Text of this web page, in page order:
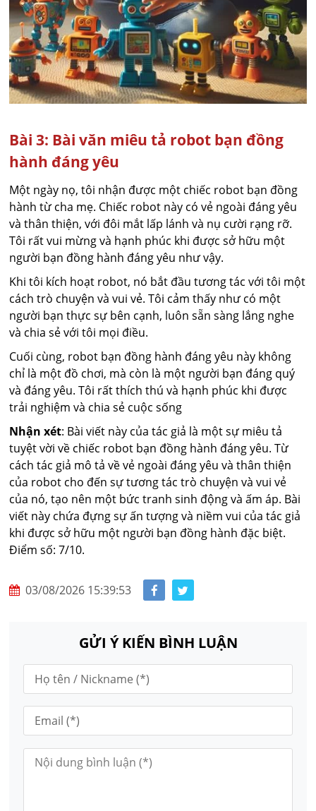
Bài 3: Bài văn miêu tả robot bạn đồng
hành đáng yêu
Một ngày nọ, tôi nhận được một chiếc robot bạn đồng
hành từ cha mẹ. Chiếc robot này có vẻ ngoài đáng yêu
và thân thiện, với đôi mắt lấp lánh và nụ cười rạng rỡ.
Tôi rất vui mừng và hạnh phúc khi được sở hữu một
người bạn đồng hành đáng yêu như vậy.
Khi tôi kích hoạt robot, nó bắt đầu tương tác với tôi một
cách trò chuyện và vui vẻ. Tôi cảm thấy như có một
người bạn thực sự bên cạnh, luôn sẵn sàng lắng nghe
và chia sẻ với tôi mọi điều.
Cuối cùng, robot bạn đồng hành đáng yêu này không
chỉ là một đồ chơi, mà còn là một người bạn đáng quý
và đáng yêu. Tôi rất thích thú và hạnh phúc khi được
trải nghiệm và chia sẻ cuộc sống
Nhận xét: Bài viết này của tác giả là một sự miêu tả
tuyệt vời về chiếc robot bạn đồng hành đáng yêu. Từ
cách tác giả mô tả về vẻ ngoài đáng yêu và thân thiện
của robot cho đến sự tương tác trò chuyện và vui vẻ
của nó, tạo nên một bức tranh sinh động và ấm áp. Bài
viết này chứa đựng sự ấn tượng và niềm vui của tác giả
khi được sở hữu một người bạn đồng hành đặc biệt.
Điểm số: 7/10.
03/08/2026 15:39:53
GỬI Ý KIẾN BÌNH LUẬN